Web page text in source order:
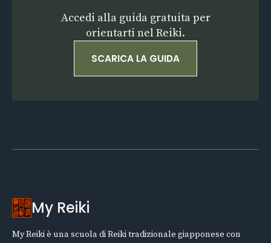
Accedi alla guida gratuita per
orientarti nel Reiki.
SCARICA LA GUIDA
My Reiki
My Reiki è una scuola di Reiki tradizionale giapponese con